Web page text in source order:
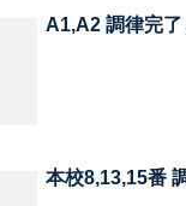
A1,A2 調律完了
本校8,13,15番